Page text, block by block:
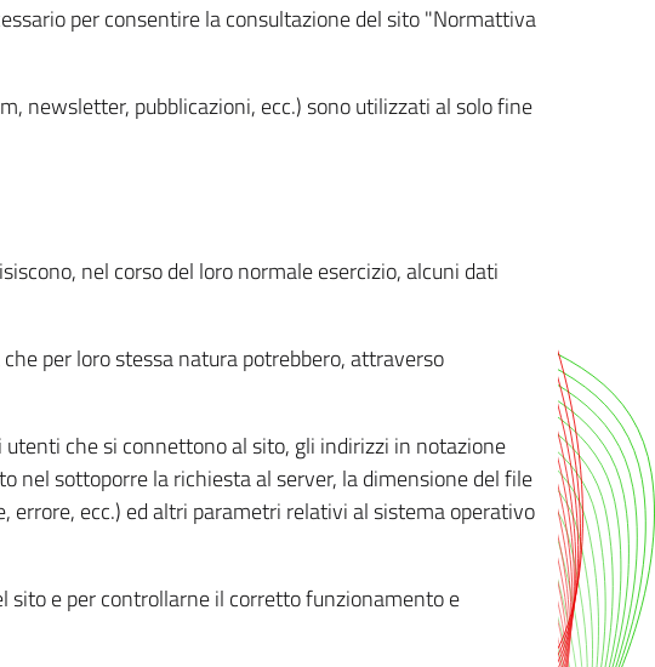
per consentire la consultazione del sito "Normattiva
newsletter, pubblicazioni, ecc.) sono utilizzati al solo fine
nel corso del loro normale esercizio, alcuni dati
per loro stessa natura potrebbero, attraverso
che si connettono al sito, gli indirizzi in notazione
nel sottoporre la richiesta al server, la dimensione del file
ecc.) ed altri parametri relativi al sistema operativo
sito e per controllarne il corretto funzionamento e